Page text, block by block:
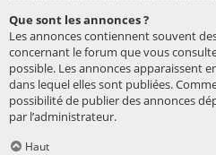
Que sont les annonces ?
Les annonces contiennent souvent
concernant le forum que vous
possible. Les annonces apparaissent
dans lequel elles sont publiées.
possibilité de publier des annonces
par l’administrateur.
Haut